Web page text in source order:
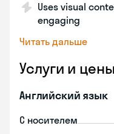
Uses visual
engaging
Читать дальше
Услуги и цены
Английский язык
С носителем